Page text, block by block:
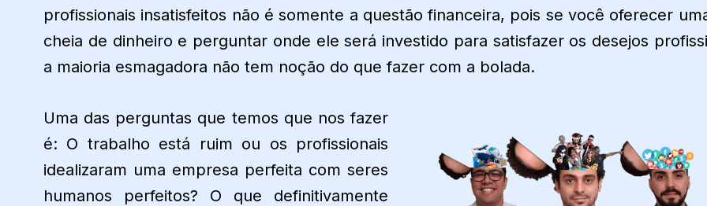
profissionais insatisfeitos não é somente a questão financeira, pois se você oferecer
cheia de dinheiro e perguntar onde ele será investido para satisfazer os desejos
a maioria esmagadora não tem noção do que fazer com a bolada.
Uma das perguntas que temos que nos fazer
é: O trabalho está ruim ou os profissionais
idealizaram uma empresa perfeita com seres
humanos perfeitos? O que definitivamente